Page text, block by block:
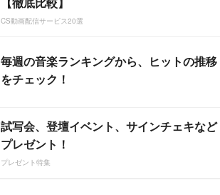
CS動画配信サービス20選
毎週の音楽ランキングから、ヒットの推移
をチェック！
試写会、登壇イベント、サインチェキなど
プレゼント！
プレゼント特集